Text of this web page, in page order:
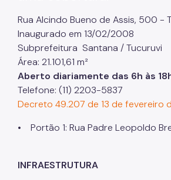
Projetos Urbanos
Informações Ambientais
Licenciamento Ambiental
Licenciamento Ambiental Industrial
Licenciamento Ambiental Não-
Heliponto
Rua Alcindo Bueno de Assis, 500 -
Inaugurado em 13/02/2008
Subprefeitura Santana / Tucuruvi
Área: 21.101,61 m²
Aberto diariamente das 6h às
Telefone: (11) 2203-5837
Decreto 49.207 de 13 de fevereiro
• Portão 1: Rua Padre Leopoldo
INFRAESTRUTURA